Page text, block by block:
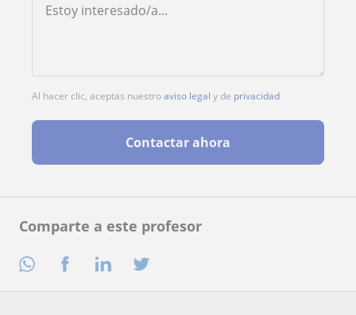
Comparte a este profesor
Al hacer clic, aceptas nuestroaviso legal y de privacidad
Contactar ahora